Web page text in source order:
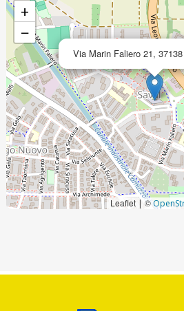
Via Marin Faliero 21,
+
−
Leaflet | ©